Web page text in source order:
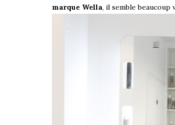
marque Wella, il semble beaucoup